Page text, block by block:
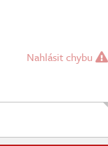
Nahlásit chybu